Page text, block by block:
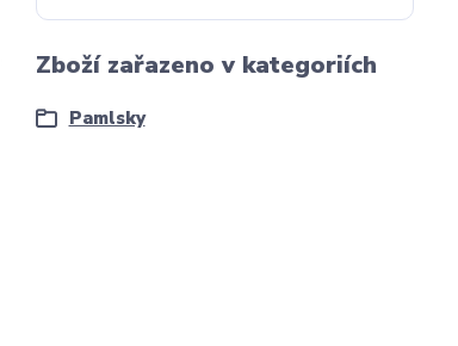
Zboží zařazeno v kategoriích
Pamlsky